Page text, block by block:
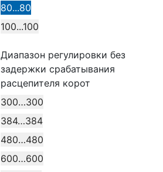
80...80
100...100
Диапазон регулировки без
задержки срабатывания
расцепителя корот
300…300
384…384
480…480
600…600